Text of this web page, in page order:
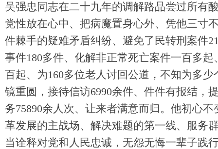
吴强忠同志在二十九年的调解路品尝过所有
党性放在心中、把病魔置身心外、凭他三寸
件棘手的疑难矛盾纠纷、避免了民转刑案件
事件180多件、化解非正常死亡案件一百多
百起、为160多位老人讨回公道，不知为多
镜重圆，接待信访6990余件、件件有报结，
务75890余人次、让来者满意而归。他初心
革发展的主战场、解决难题的第一线、服务
当诠释对党和人民忠诚，无怨无悔一辈子践